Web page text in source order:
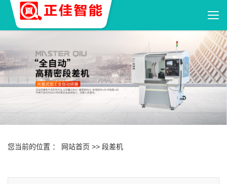
您当前的位置 ： 网站首页 >> 段差机